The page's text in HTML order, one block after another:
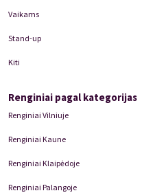
Vaikams
Stand-up
Kiti
Renginiai pagal kategorijas
Renginiai Vilniuje
Renginiai Kaune
Renginiai Klaipėdoje
Renginiai Palangoje